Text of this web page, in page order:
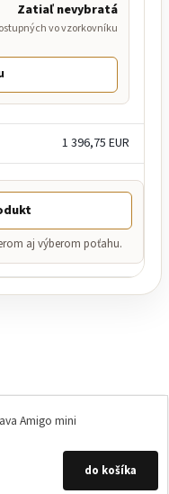
Zatiaľ nevybratá
vo vzorkovníku
1 396,75 EUR
aj výberom poťahu.
Amigo mini